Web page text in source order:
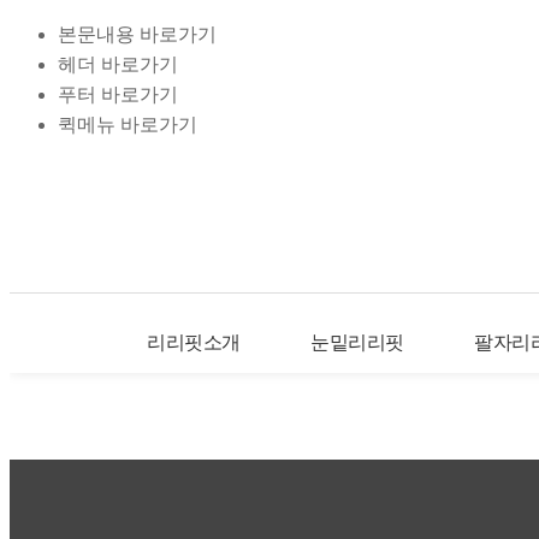
본문내용 바로가기
헤더 바로가기
푸터 바로가기
퀵메뉴 바로가기
리리핏소개 눈밑리리핏 팔자리